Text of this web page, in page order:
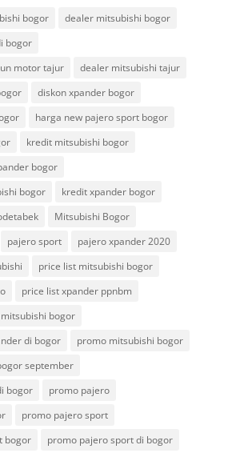
bogor
dealer mitsubishi bogor
bogor
motor tajur
dealer mitsubishi tajur
diskon xpander bogor
harga new pajero sport bogor
kredit mitsubishi bogor
bogor
bogor
kredit xpander bogor
Mitsubishi Bogor
pajero sport
pajero xpander 2020
price list mitsubishi bogor
price list xpander ppnbm
bogor
di bogor
promo mitsubishi bogor
september
bogor
promo pajero
promo pajero sport
bogor
promo pajero sport di bogor